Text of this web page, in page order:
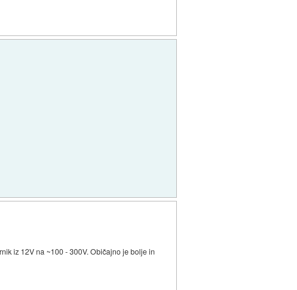
iz 12V na ~100 - 300V. Običajno je bolje in